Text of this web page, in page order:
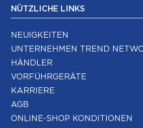
NÜTZLICHE LINKS
NEUIGKEITEN
UNTERNEHMEN TREND
HÄNDLER
VORFÜHRGERÄTE
KARRIERE
AGB
ONLINE-SHOP KONDITIONEN